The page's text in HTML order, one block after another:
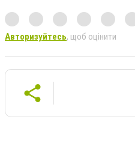
Авторизуйтесь, щоб оцінити